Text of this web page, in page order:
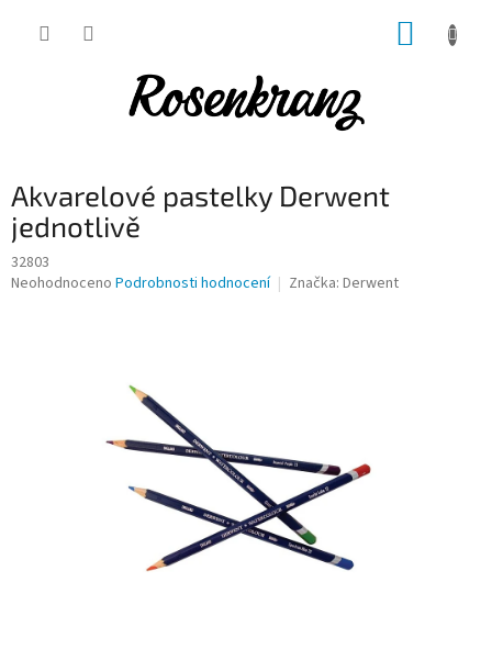
Akvarelové pastelky Derwent
jednotlivě
32803
Průměrné
Neohodnoceno Podrobnosti hodnocení Značka: Derwent